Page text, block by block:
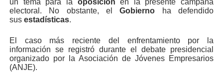
electoral. No obstante, elGobierno ha defendido
sus estadísticas.
El caso más reciente del enfrentamiento por la
información se registró durante el debate presidencial
organizado por la Asociación de Jóvenes Empresarios
(ANJE).